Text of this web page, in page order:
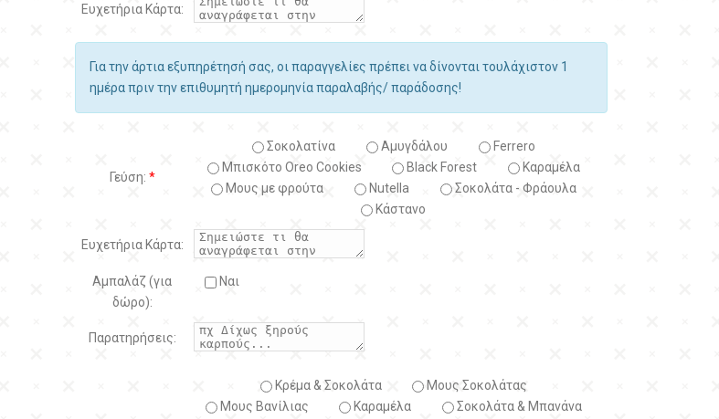
Ευχετήρια Κάρτα:
Για την άρτια εξυπηρέτησή σας, οι παραγγελίες πρέπει να δίνονται τουλάχιστον 1
ημέρα πριν την επιθυμητή ημερομηνία παραλαβής/ παράδοσης!
Γεύση: *
Σοκολατίνα Αμυγδάλου
Ferrero
Μπισκότο Oreo Cookies
Black Forest
Kαραμέλα
Μους με φρούτα
Nutella
Σοκολάτα - Φράουλα
Κάστανο
Ευχετήρια Κάρτα:
Αμπαλάζ (για
δώρο):
Ναι
Παρατηρήσεις:
Κρέμα & Σοκολάτα
Μους Σοκολάτας
Μους Βανίλιας
Καραμέλα
Σοκολάτα & Μπανάνα